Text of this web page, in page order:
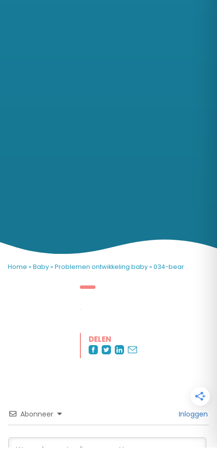
Home » Baby » Problemen ontwikkeling baby » 034-bear
DELEN
Abonneer Inloggen